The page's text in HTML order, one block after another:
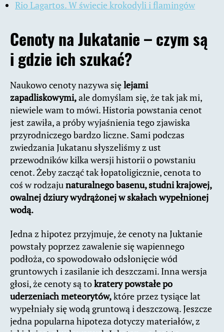
Rio Lagartos. W świecie krokodyli i flamingów
Cenoty na Jukatanie – czym są
i gdzie ich szukać?
Naukowo cenoty nazywa sięlejami
zapadliskowymi,ale domyślam się, że tak jak mi,
niewiele wam to mówi. Historia powstania cenot
jest zawiła, a próby wyjaśnienia tego zjawiska
przyrodniczego bardzo liczne. Sami podczas
zwiedzania Jukatanu słyszeliśmy z ust
przewodników kilka wersji historii o powstaniu
cenot. Żeby zacząć tak łopatoligicznie, cenota to
coś w rodzajunaturalnego basenu, studni krajowej,
owalnej dziury wydrążonej w skałach wypełnionej
wodą.
Jedna z hipotez przyjmuje, że cenoty na Juktanie
powstały poprzez zawalenie się wapiennego
podłoża, co spowodowało odsłonięcie wód
gruntowych i zasilanie ich deszczami. Inna wersja
głosi, że cenoty są tokratery powstałe po
uderzeniach meteorytów,które przez tysiące lat
wypełniały się wodą gruntową i deszczową. Jeszcze
jedna popularna hipoteza dotyczy materiałów, z